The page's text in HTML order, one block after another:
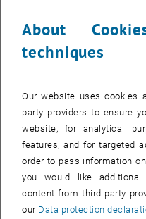
Cy Twombly, Flowers II,
Archiv Nicola del Roscio,
Cy Twombly, Flowers II,
Additional images for this
About
techniques
Our website uses cookies
party providers to ensure
website, for analytical
features, and for targeted
order to pass information
you would like
content from third-party
our Data protection